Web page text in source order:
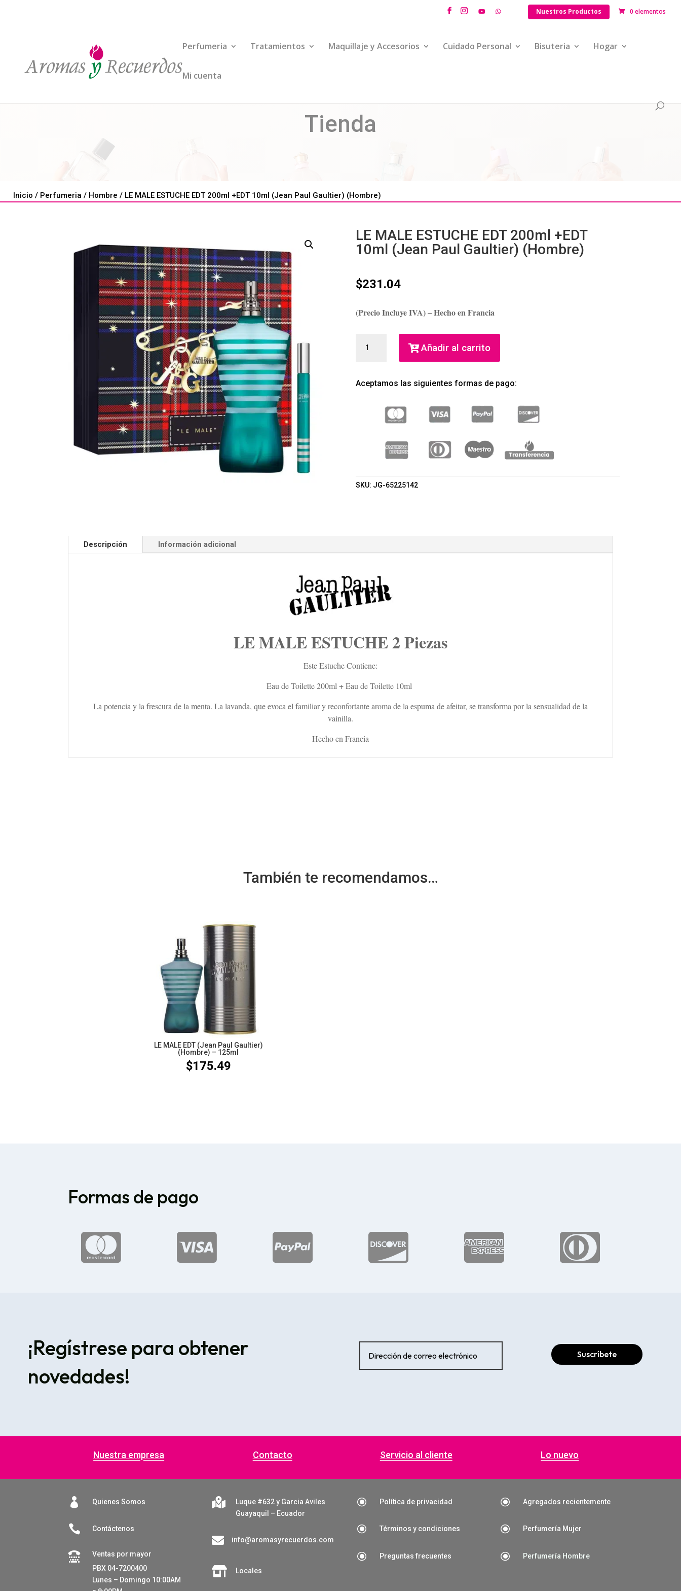
Nuestros Productos 0 elementos
Perfumeria Tratamientos Maquillaje y Accesorios Cuidado Personal Bisuteria Hogar
Mi cuenta
Tienda
Inicio / Perfumeria / Hombre / LE MALE ESTUCHE EDT 200ml +EDT 10ml (Jean Paul Gaultier) (Hombre)
LE MALE ESTUCHE EDT 200ml +EDT
10ml (Jean Paul Gaultier) (Hombre)
$231.04
(Precio Incluye IVA) – Hecho en Francia
MALE
200ML
GAULTIER)
(HOMBRE)
Añadir al carrito
Aceptamos las siguientes formas de pago:
SKU: JG-65225142
Descripción Información adicional
LE MALE ESTUCHE 2 Piezas
Este Estuche Contiene:
Eau de Toilette 200ml +Eau de Toilette 10ml
La potencia y la frescura de la menta. La lavanda, que evoca el familiar y reconfortante aroma de la espuma de afeitar, se transforma por la sensualidad de la
vainilla.
Hecho en Francia
También te recomendamos…
LE MALE EDT (Jean Paul Gaultier)
(Hombre) – 125ml
$175.49
Formas de pago
     
¡Regístrese para obtener
novedades!
Suscríbete
Nuestra empresa Contacto Servicio al cliente Lo nuevo
 Quienes Somos
 Contáctenos

Ventas por mayor
PBX 04-7200400
Lunes – Domingo 10:00AM

Luque #632 y Garcia Aviles
Guayaquil – Ecuador
 info@aromasyrecuerdos.com
 Locales
\ Política de privacidad
\ Términos y condiciones
\ Preguntas frecuentes
\ Agregados recientemente
\ Perfumería Mujer
\ Perfumería Hombre